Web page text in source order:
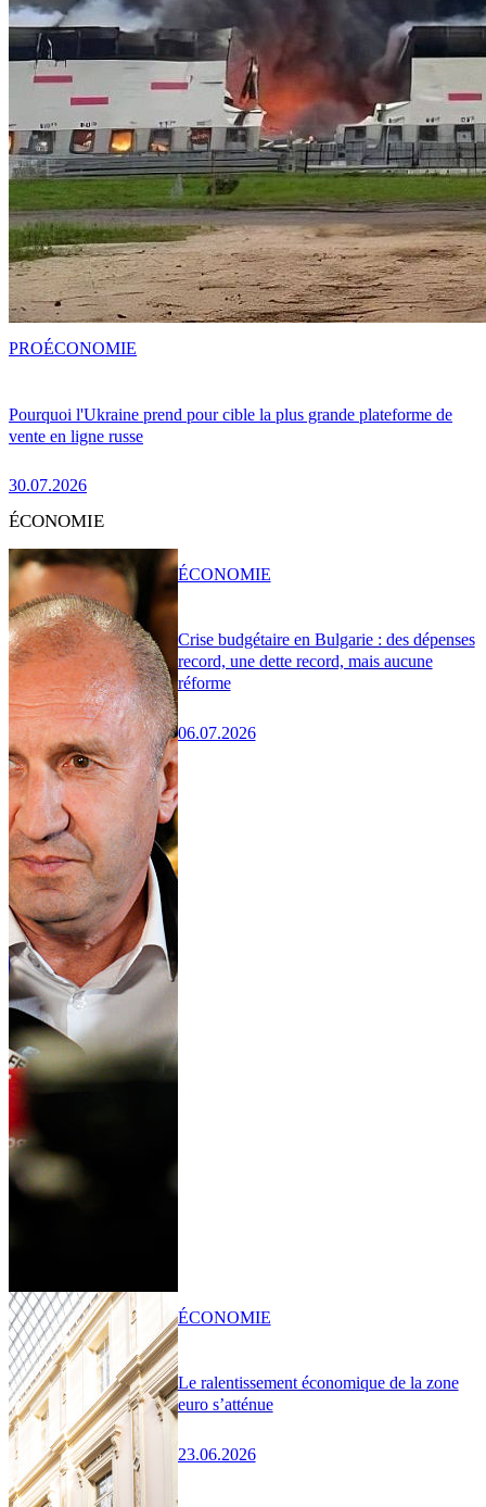
Pourquoi l'Ukraine prend pour cible la plus grande plateforme de
vente en ligne russe
30.07.2026
PROÉCONOMIE
ÉCONOMIE
Crise budgétaire en Bulgarie : des dépenses
record, une dette record, mais aucune
réforme
06.07.2026
ÉCONOMIE
Le ralentissement économique de la zone
euro s’atténue
23.06.2026
ÉCONOMIE